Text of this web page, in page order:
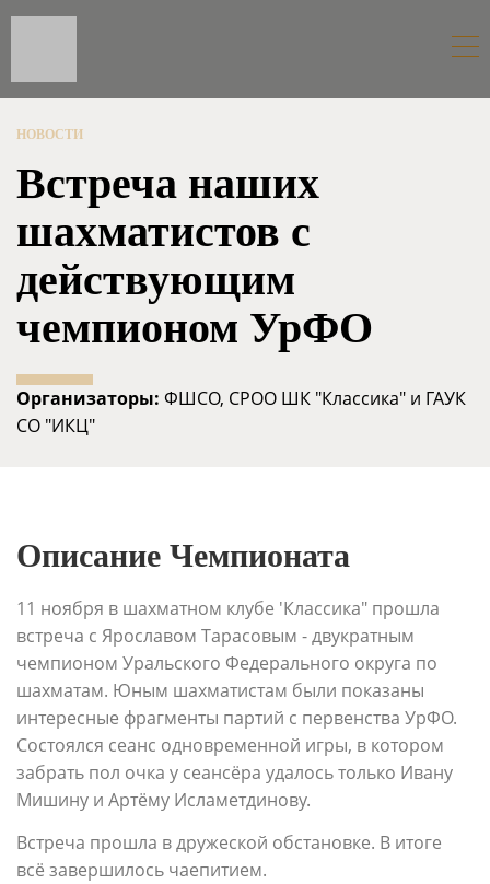
НОВОСТИ
Встреча наших
шахматистов с
действующим
чемпионом УрФО
Организаторы: ФШСО, СРОО ШК "Классика" и ГАУК
СО "ИКЦ"
Описание Чемпионата
11 ноября в шахматном клубе 'Классика" прошла
встреча с Ярославом Тарасовым - двукратным
чемпионом Уральского Федерального округа по
шахматам. Юным шахматистам были показаны
интересные фрагменты партий с первенства УрФО.
Состоялся сеанс одновременной игры, в котором
забрать пол очка у сеансёра удалось только Ивану
Мишину и Артёму Исламетдинову.
Встреча прошла в дружеской обстановке. В итоге
всё завершилось чаепитием.